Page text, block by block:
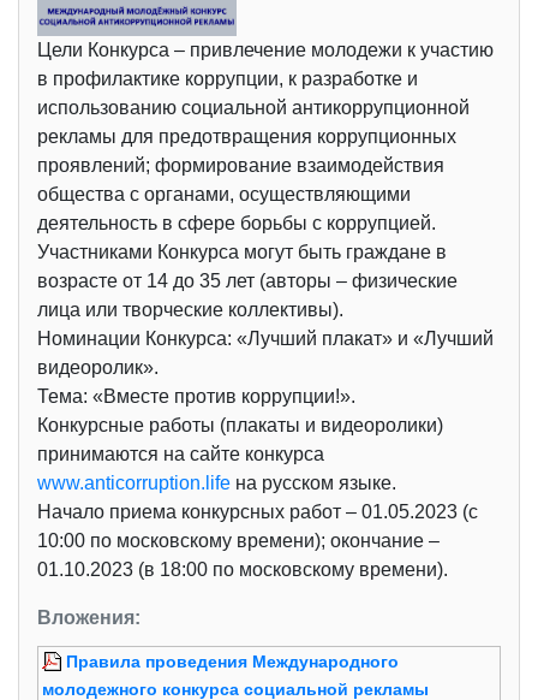
Цели Конкурса – привлечение молодежи к участию
в профилактике коррупции, к разработке и
использованию социальной антикоррупционной
рекламы для предотвращения коррупционных
проявлений; формирование взаимодействия
общества с органами, осуществляющими
деятельность в сфере борьбы с коррупцией.
Участниками Конкурса могут быть граждане в
возрасте от 14 до 35 лет (авторы – физические
лица или творческие коллективы).
Номинации Конкурса: «Лучший плакат» и «Лучший
видеоролик».
Тема: «Вместе против коррупции!».
Конкурсные работы (плакаты и видеоролики)
принимаются на сайте конкурса
www.anticorruption.life на русском языке.
Начало приема конкурсных работ – 01.05.2023 (с
10:00 по московскому времени); окончание –
01.10.2023 (в 18:00 по московскому времени).
Вложения:
Правила проведения Международного
молодежного конкурса социальной рекламы